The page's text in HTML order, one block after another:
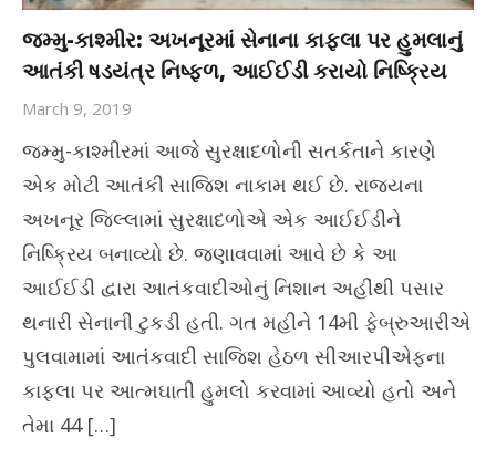
જમ્મુ-કાશ્મીર: અખનૂરમાં સેનાના કાફલા પર હુમલાનું
આતંકી ષડયંત્ર નિષ્ફળ, આઈઈડી કરાયો નિષ્ક્રિય
March 9, 2019
જમ્મુ-કાશ્મીરમાં આજે સુરક્ષાદળોની સતર્કતાને કારણે
એક મોટી આતંકી સાજિશ નાકામ થઈ છે. રાજ્યના
અખનૂર જિલ્લામાં સુરક્ષાદળોએ એક આઈઈડીને
નિષ્ક્રિય બનાવ્યો છે. જણાવવામાં આવે છે કે આ
આઈઈડી દ્વારા આતંકવાદીઓનું નિશાન અહીંથી પસાર
થનારી સેનાની ટુકડી હતી. ગત મહીને 14મી ફેબ્રુઆરીએ
પુલવામામાં આતંકવાદી સાજિશ હેઠળ સીઆરપીએફના
કાફલા પર આત્મઘાતી હુમલો કરવામાં આવ્યો હતો અને
તેમા 44 […]